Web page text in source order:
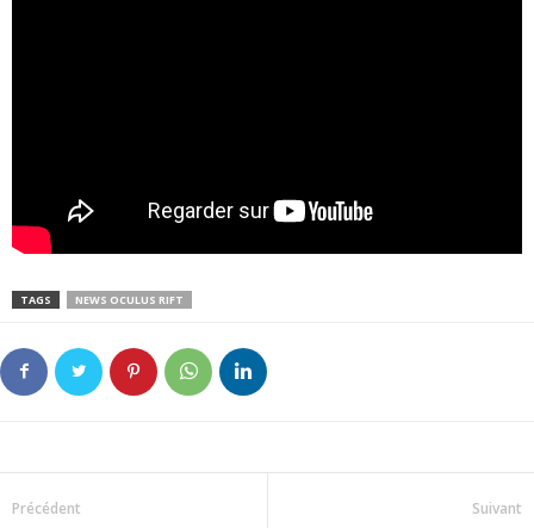
TAGS NEWS OCULUS RIFT
Précédent Suivant